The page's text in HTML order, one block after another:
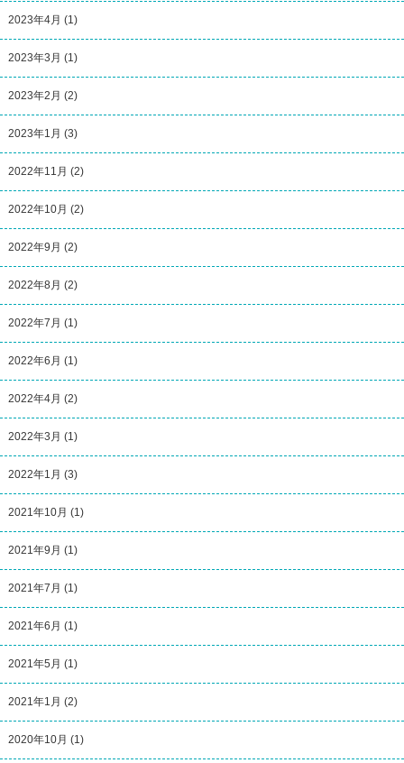
2023年4月 (1)
2023年3月 (1)
2023年2月 (2)
2023年1月 (3)
2022年11月 (2)
2022年10月 (2)
2022年9月 (2)
2022年8月 (2)
2022年7月 (1)
2022年6月 (1)
2022年4月 (2)
2022年3月 (1)
2022年1月 (3)
2021年10月 (1)
2021年9月 (1)
2021年7月 (1)
2021年6月 (1)
2021年5月 (1)
2021年1月 (2)
2020年10月 (1)